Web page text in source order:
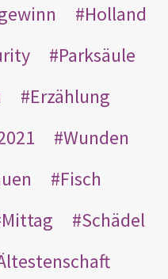
Holland
Parksäule
Erzählung
Wunden
Fisch
Mittag
Schädel